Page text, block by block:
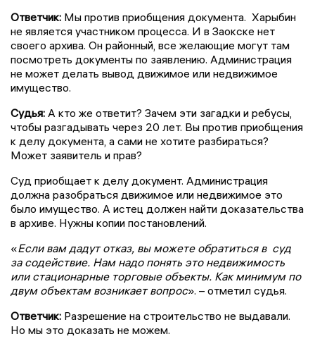
Ответчик: Мы против приобщения документа. Харыбин
не является участником процесса. И в Заокске нет
своего архива. Он районный, все желающие могут там
посмотреть документы по заявлению. Администрация
не может делать вывод движимое или недвижимое
имущество.
Судья: А кто же ответит? Зачем эти загадки и ребусы,
чтобы разгадывать через 20 лет. Вы против приобщения
к делу документа, а сами не хотите разбираться?
Может заявитель и прав?
Суд приобщает к делу документ. Администрация
должна разобраться движимое или недвижимое это
было имущество. А истец должен найти доказательства
в архиве. Нужны копии постановлений.
«Если вам дадут отказ, вы можете обратиться в суд
за содействие. Нам надо понять это недвижимость
или стационарные торговые объекты. Как минимум по
двум объектам возникает вопрос». – отметил судья.
Ответчик: Разрешение на строительство не выдавали.
Но мы это доказать не можем.